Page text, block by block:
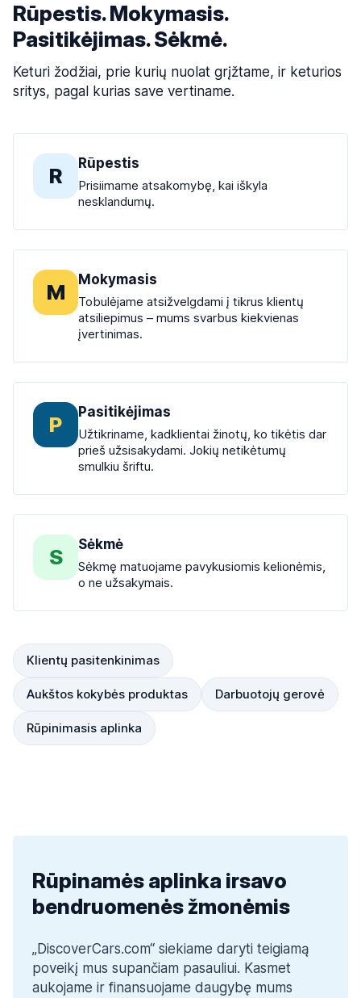
Rūpestis. Mokymasis.
Pasitikėjimas. Sėkmė.
Keturi žodžiai, prie kurių nuolat grįžtame, ir keturios
sritys, pagal kurias save vertiname.
R Rūpestis
Prisiimame atsakomybę, kai iškyla
nesklandumų.
M Mokymasis
Tobulėjame atsižvelgdami į tikrus klientų
atsiliepimus – mums svarbus kiekvienas
įvertinimas.
P Pasitikėjimas
Užtikriname, kadklientai žinotų, ko tikėtis dar
prieš užsisakydami. Jokių netikėtumų
smulkiu šriftu.
S Sėkmė
Sėkmę matuojame pavykusiomis kelionėmis,
o ne užsakymais.
Klientų pasitenkinimas
Aukštos kokybės produktas Darbuotojų gerovė
Rūpinimasis aplinka
Rūpinamės aplinka irsavo
bendruomenės žmonėmis
„DiscoverCars.com“ siekiame daryti teigiamą
poveikį mus supančiam pasauliui. Kasmet
aukojame ir finansuojame daugybę mums